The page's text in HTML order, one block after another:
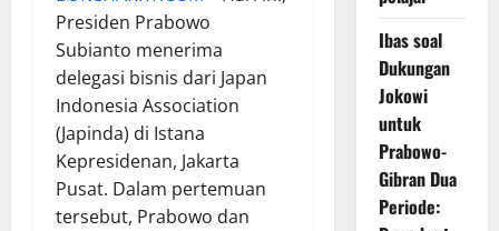
Presiden Prabowo
Subianto menerima
delegasi bisnis dari Japan
Indonesia Association
(Japinda) di Istana
Kepresidenan, Jakarta
Pusat. Dalam pertemuan
tersebut, Prabowo dan
Ibas soal
Dukungan
Jokowi
untuk
Prabowo-
Gibran Dua
Periode: